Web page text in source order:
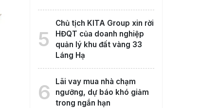
5
Chủ tịch KITA Group xin rời
HĐQT của doanh nghiệp
quản lý khu đất vàng 33
Láng Hạ
6
Lãi vay mua nhà chạm
ngưỡng, dự báo khó giảm
trong ngắn hạn